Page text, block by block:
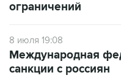
ограничений
8 июля 19:08
Международная
санкции с россиян